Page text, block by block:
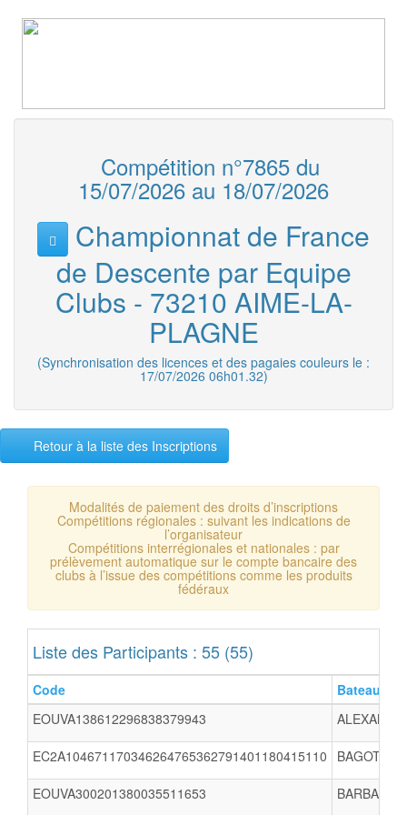
Compétition n°7865 du
15/07/2026 au 18/07/2026
Championnat de France
de Descente par Equipe
Clubs - 73210 AIME-LA-
PLAGNE
(Synchronisation des licences et des pagaies couleurs le :
17/07/2026 06h01.32)
Retour à la liste des Inscriptions
Modalités de paiement des droits d’inscriptions
Compétitions régionales : suivant les indications de
l’organisateur
Compétitions interrégionales et nationales : par
prélèvement automatique sur le compte bancaire des
clubs à l’issue des compétitions comme les produits
fédéraux
Liste des Participants : 55 (55)
Code
Bateau
EOUVA138612296838379943
EC2A104671170346264765362791401180415110 BAGOT
EOUVA300201380035511653 BARBARIN